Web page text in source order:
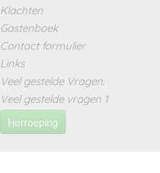
Klachten
Gastenboek
Contact formulier
Links
Veel gestelde Vragen.
Veel gestelde vragen 1
Herroeping